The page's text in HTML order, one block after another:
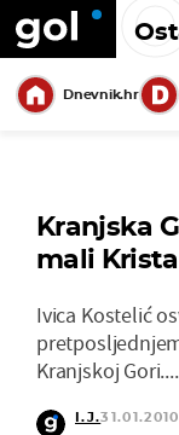
Dnevnik.hr
Kranjska
mali
Ivica Kostelić
Kranjskoj Gori....
I.J.